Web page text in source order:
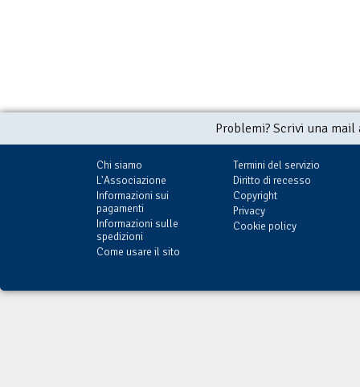
Problemi? Scrivi una
Chi siamo
L'Associazione
Informazioni sui
pagamenti
Informazioni sulle
spedizioni
Come usare il sito
Termini del servizio
Diritto di recesso
Copyright
Privacy
Cookie policy